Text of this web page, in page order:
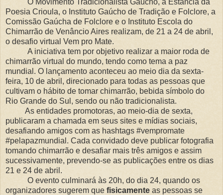
Poesia Crioula, o Instituto Gaúcho de Tradição e Folclore, a
Comissão Gaúcha de Folclore e o Instituto Escola do
Chimarrão de Venâncio Aires realizam, de 21 a 24 de abril,
o desafio virtual Vem pro Mate.
A iniciativa tem por objetivo realizar a maior roda de
chimarrão virtual do mundo, tendo como tema a paz
mundial. O lançamento aconteceu ao meio dia da sexta-
feira, 10 de abril, direcionado para todas as pessoas que
cultivam o hábito de tomar chimarrão, bebida símbolo do
Rio Grande do Sul, sendo ou não tradicionalista.
As entidades promotoras, ao meio-dia de sexta,
publicaram a chamada em seus sites e mídias sociais,
desafiando amigos com as hashtags #vempromate
#pelapazmundial. Cada convidado deve publicar fotografia
tomando chimarrão e desafiar mais três amigos e assim
sucessivamente, prevendo-se as publicações entre os dias
21 e 24 de abril.
O evento culminará às 20h, do dia 24, quando os
organizadores sugerem que fisicamente as pessoas se